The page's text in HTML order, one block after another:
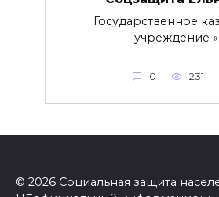
Государственное
учреждение «
0 231
© 2026 Социальная защита